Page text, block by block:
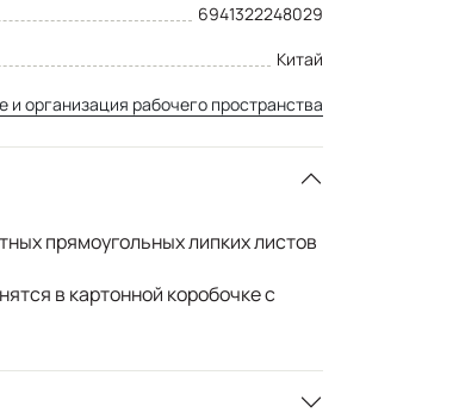
6941322248029
Китай
и организация рабочего пространства
прямоугольных липких листов
в картонной коробочке с